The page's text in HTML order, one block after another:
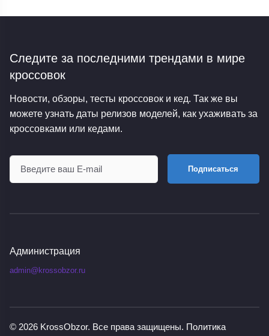
Следите за последними трендами в мире
кроссовок
Новости, обзоры, тесты кроссовок и кед. Так же вы
можете узнать даты релизов моделей, как ухаживать за
кроссовками или кедами.
Подписаться
Администрация
admin@krossobzor.ru
© 2026 KrossObzor. Все права защищены. Политика